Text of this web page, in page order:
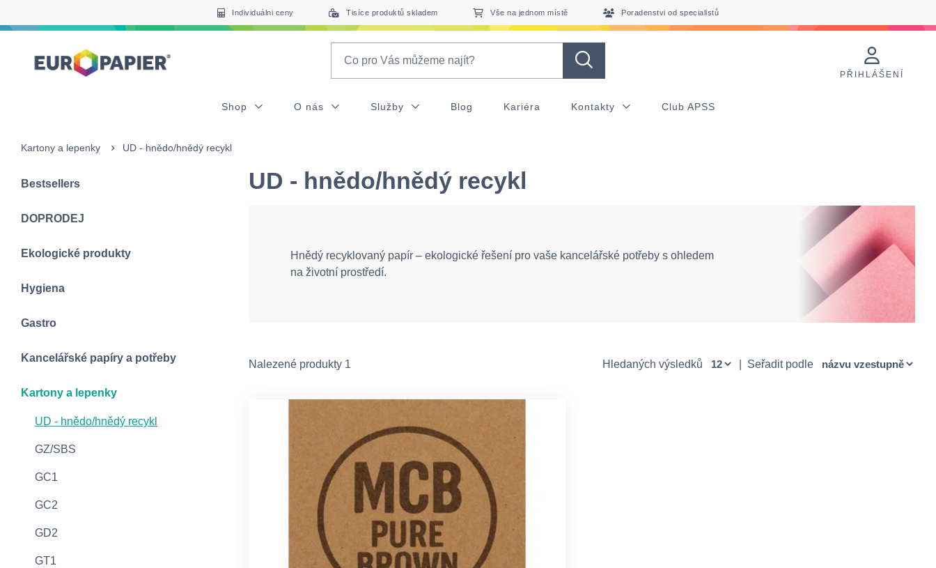
Individuálni ceny Tisíce produktů skladem Vše na jednom místě Poradenstvi od specialistů
PŘIHLÁŠENÍ
Shop O nás Služby Blog Kariéra Kontakty Club APSS
Kartony a lepenky UD - hnědo/hnědý recykl
Bestsellers
DOPRODEJ
Ekologické produkty
Hygiena
Gastro
Kancelářské papíry a potřeby
Kartony a lepenky
UD - hnědo/hnědý recykl
GZ/SBS
GC1
GC2
GD2
GT1
UD - hnědo/hnědý recykl
Hnědý recyklovaný papír – ekologické řešení pro vaše kancelářské potřeby s ohledem
na životní prostředí.
Nalezené produkty 1 Hledaných výsledků Seřadit podle